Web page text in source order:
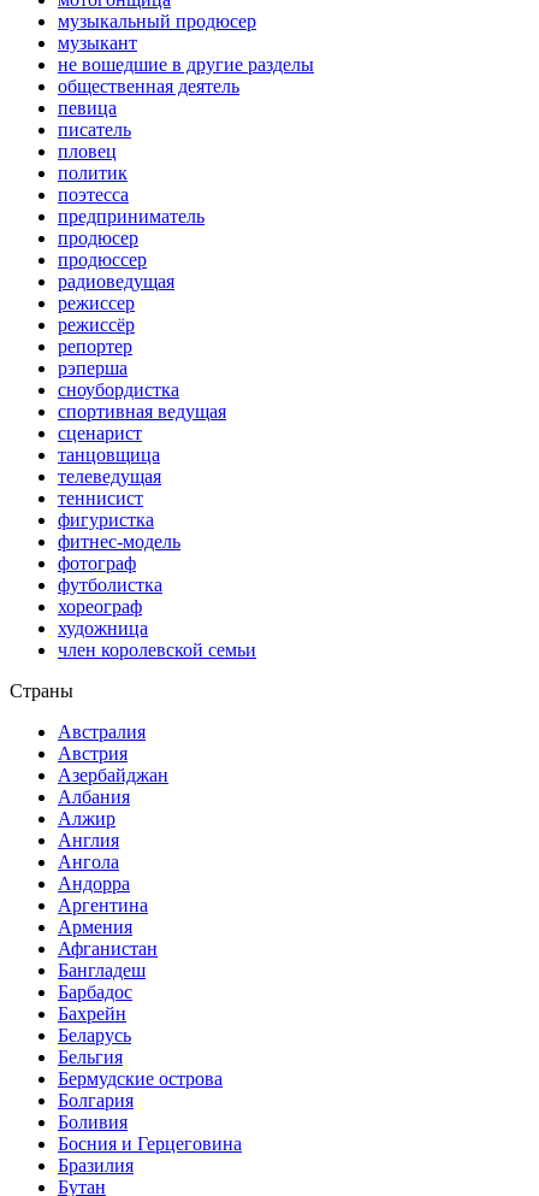
музыкальный продюсер
музыкант
не вошедшие в другие разделы
общественная деятель
певица
писатель
пловец
политик
поэтесса
предприниматель
продюсер
продюссер
радиоведущая
режиссер
режиссёр
репортер
рэперша
сноубордистка
спортивная ведущая
сценарист
танцовщица
телеведущая
теннисист
фигуристка
фитнес-модель
фотограф
футболистка
хореограф
художница
член королевской семьи
Страны
Австралия
Австрия
Азербайджан
Албания
Алжир
Англия
Ангола
Андорра
Аргентина
Армения
Афганистан
Бангладеш
Барбадос
Бахрейн
Беларусь
Бельгия
Бермудские острова
Болгария
Боливия
Босния и Герцеговина
Бразилия
Бутан